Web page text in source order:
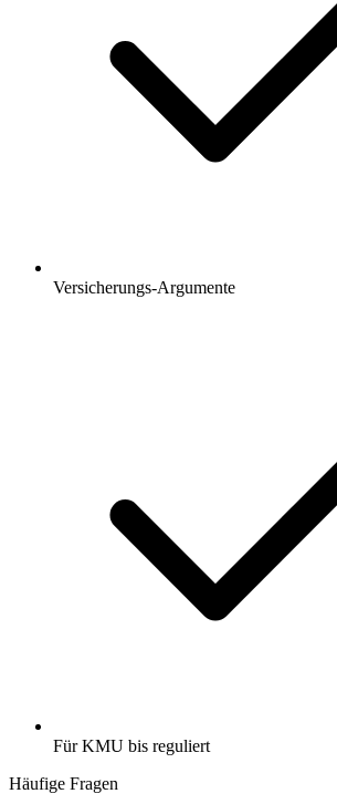
Versicherungs-Argumente
Für KMU bis reguliert
Häufige Fragen